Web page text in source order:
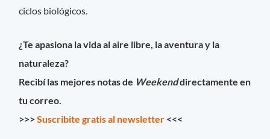
ciclos biológicos.
¿Te apasiona la vida al aire libre, la aventura y la
naturaleza?
Recibí las mejores notas de Weekenddirectamente en
tu correo.
>>>Suscribite gratis al newsletter <<<